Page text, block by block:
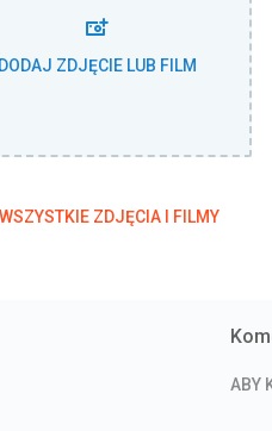
DODAJ ZDJĘCIE LUB FILM
ZDJĘCIA I FILMY
ABY